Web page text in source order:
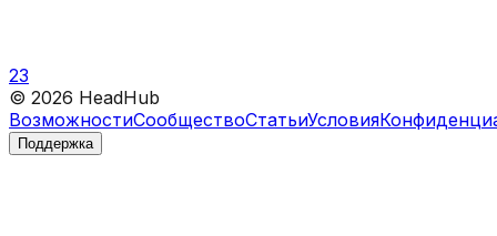
23
© 2026 HeadHub
ВозможностиСообществоСтатьиУсловия
Поддержка